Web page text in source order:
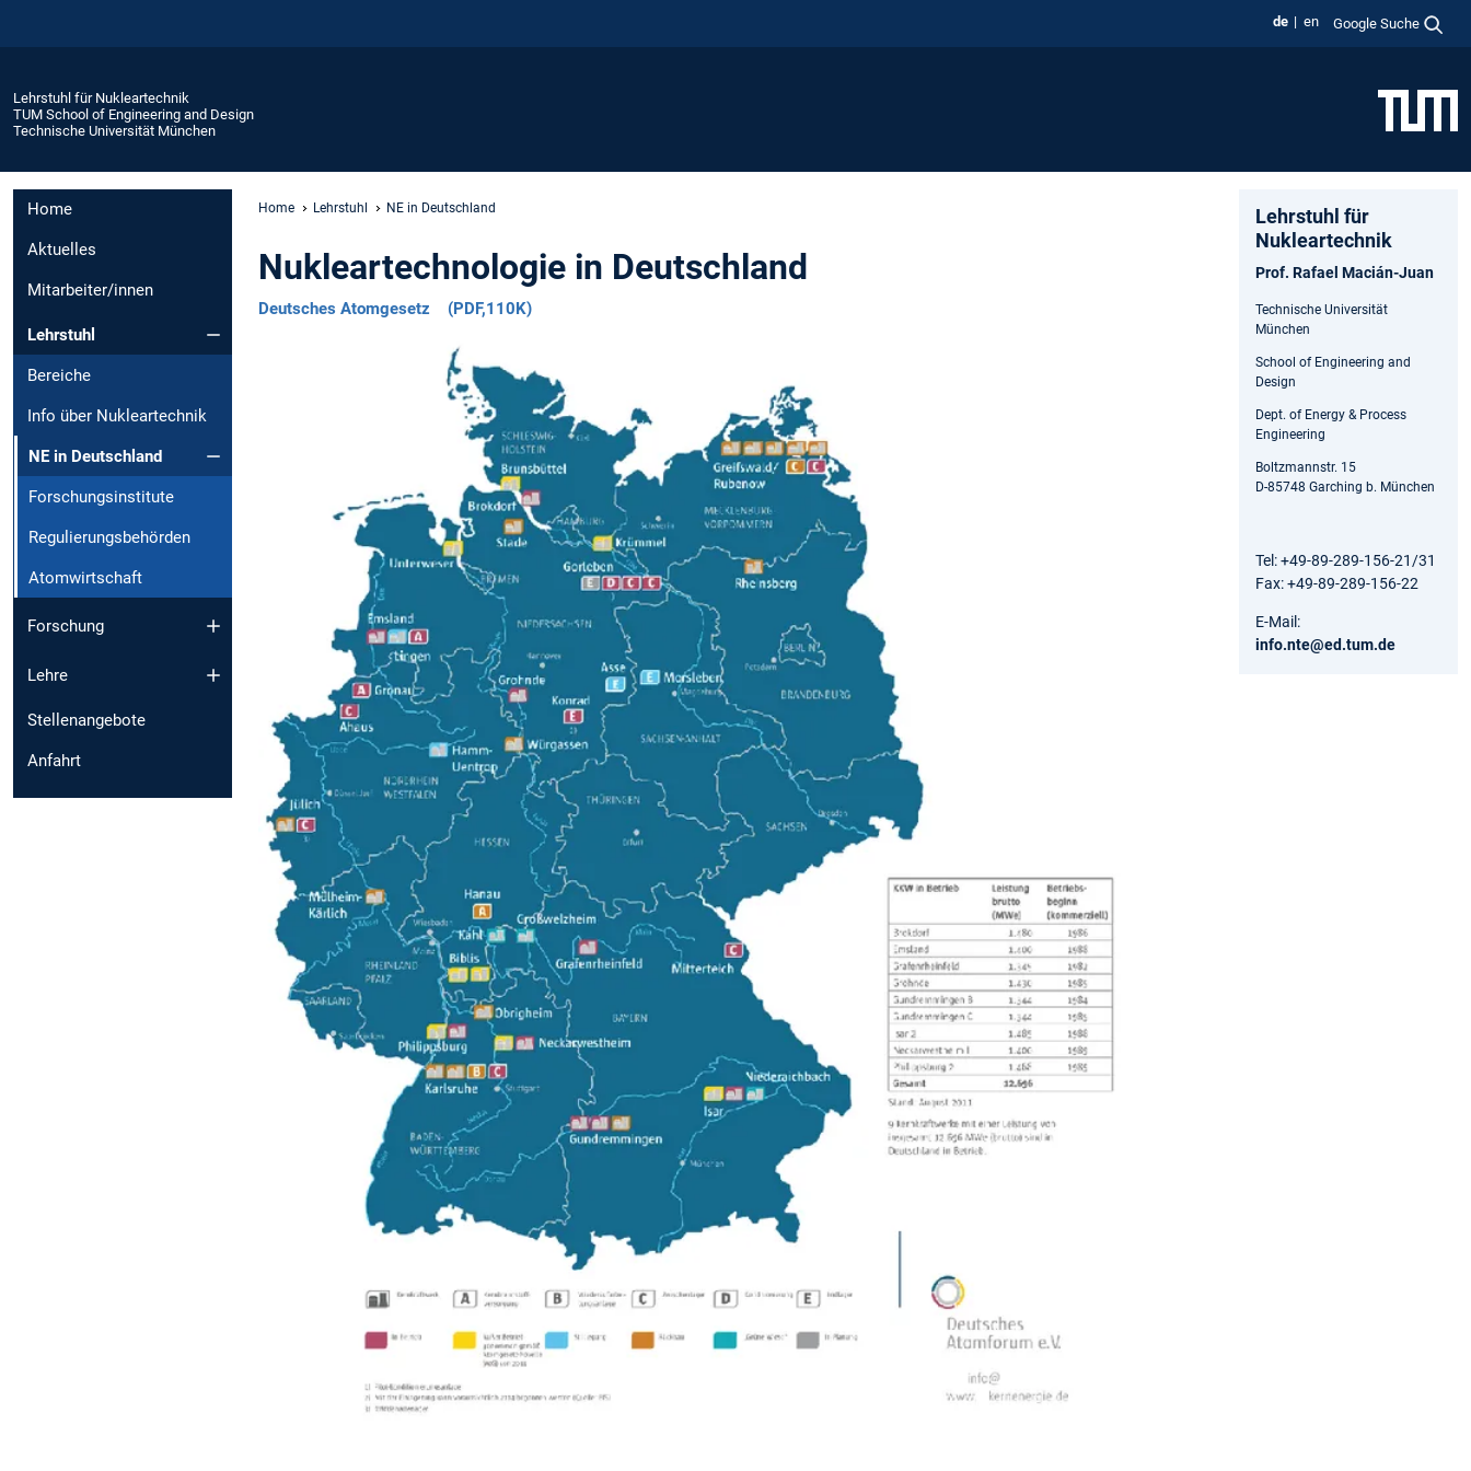
de en Google Suche
Lehrstuhl für Nukleartechnik
TUM School of Engineering and Design
Technische Universität München
Home
Aktuelles
Mitarbeiter/innen
Lehrstuhl
Bereiche
Info über Nukleartechnik
NE in Deutschland
Forschungsinstitute
Regulierungsbehörden
Atomwirtschaft
Forschung
Lehre
Stellenangebote
Anfahrt
Home Lehrstuhl NE in Deutschland
Nukleartechnologie in Deutschland
Deutsches Atomgesetz (PDF,110K)
Lehrstuhl für
Nukleartechnik
Prof. Rafael Macián-Juan
Technische Universität
München
School of Engineering and
Design
Dept. of Energy & Process
Engineering
Boltzmannstr. 15
D-85748 Garching b. München
Tel: +49-89-289-156-21/31
Fax: +49-89-289-156-22
E-Mail:
info.nte@ed.tum.de